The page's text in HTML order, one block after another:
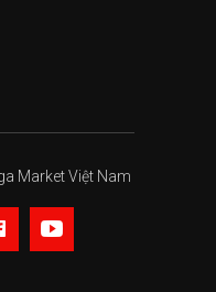
Market Việt Nam